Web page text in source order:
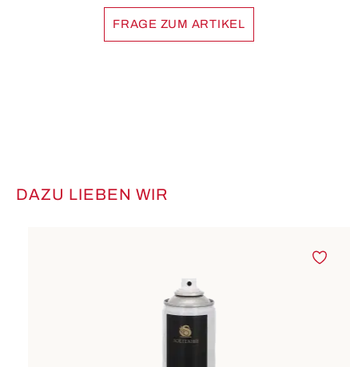
FRAGE ZUM ARTIKEL
Produktgalerie überspringen
DAZU LIEBEN WIR